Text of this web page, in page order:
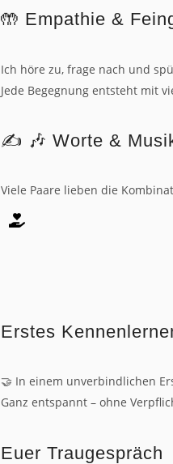
🤲 Empathie &
Ich höre zu, frage nach und
Jede Begegnung entsteht mit
✍️ 🎶 Worte &
Viele Paare lieben die
Erstes
🤝 In einem unverbindlichen
Ganz entspannt – ohne
Euer Traugespräch